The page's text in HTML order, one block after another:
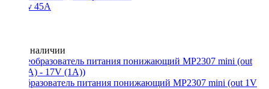
24-12v 45A
Нет в наличии
Преобразователь питания понижающий MP2307 mini (out 1V